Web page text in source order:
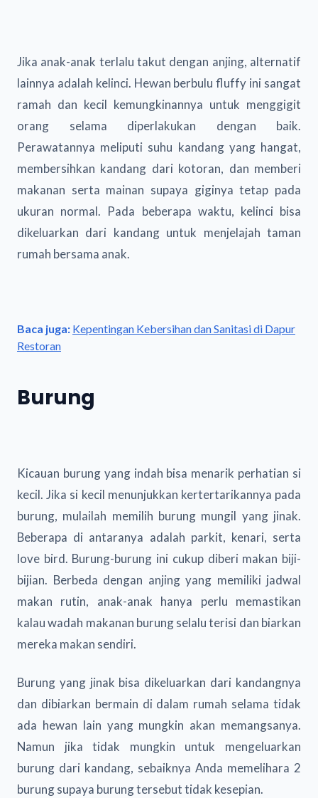
Jika anak-anak terlalu takut dengan anjing, alternatif
lainnya adalah kelinci. Hewan berbulu fluffy ini sangat
ramah dan kecil kemungkinannya untuk menggigit
orang selama diperlakukan dengan baik.
Perawatannya meliputi suhu kandang yang hangat,
membersihkan kandang dari kotoran, dan memberi
makanan serta mainan supaya giginya tetap pada
ukuran normal. Pada beberapa waktu, kelinci bisa
dikeluarkan dari kandang untuk menjelajah taman
rumah bersama anak.
Baca juga: Kepentingan Kebersihan dan Sanitasi di Dapur
Restoran
Burung
Kicauan burung yang indah bisa menarik perhatian si
kecil. Jika si kecil menunjukkan kertertarikannya pada
burung, mulailah memilih burung mungil yang jinak.
Beberapa di antaranya adalah parkit, kenari, serta
love bird. Burung-burung ini cukup diberi makan biji-
bijian. Berbeda dengan anjing yang memiliki jadwal
makan rutin, anak-anak hanya perlu memastikan
kalau wadah makanan burung selalu terisi dan biarkan
mereka makan sendiri.
Burung yang jinak bisa dikeluarkan dari kandangnya
dan dibiarkan bermain di dalam rumah selama tidak
ada hewan lain yang mungkin akan memangsanya.
Namun jika tidak mungkin untuk mengeluarkan
burung dari kandang, sebaiknya Anda memelihara 2
burung supaya burung tersebut tidak kesepian.